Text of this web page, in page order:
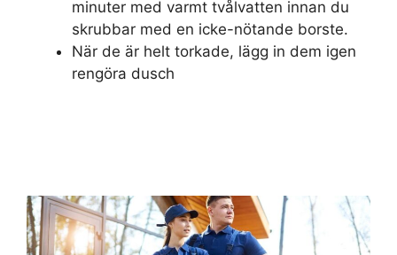
minuter med varmt tvålvatten innan du
skrubbar med en icke-nötande borste.
När de är helt torkade, lägg in dem igen
rengöra dusch